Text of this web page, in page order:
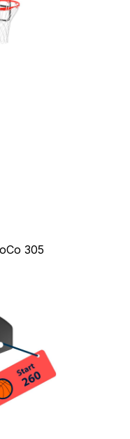
305